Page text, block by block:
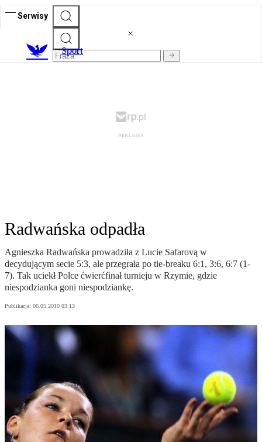
Serwisy
Sport
Radwańska odpadła
Agnieszka Radwańska prowadziła z Lucie Safarovą w
decydującym secie 5:3, ale przegrała po tie-breaku 6:1, 3:6, 6:7 (1-
7). Tak uciekł Polce ćwierćfinał turnieju w Rzymie, gdzie
niespodzianka goni niespodziankę.
Publikacja: 06.05.2010 03:13